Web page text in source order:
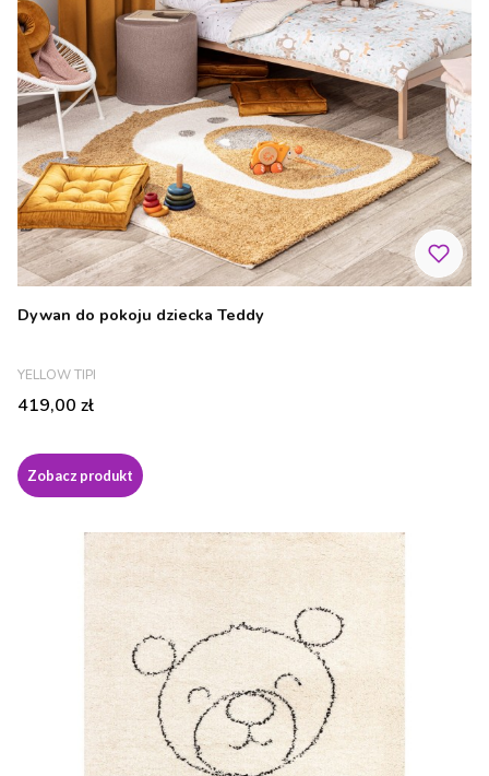
Dywan do pokoju dziecka Teddy
PRODUCENT
YELLOW TIPI
Cena
419,00 zł
Zobacz produkt